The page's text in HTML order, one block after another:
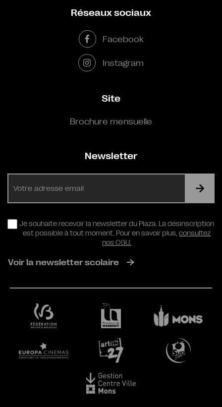
Réseaux sociaux
Facebook
Instagram
Site
Brochure mensuelle
Newsletter
RGPD
Je souhaite recevoir la newsletter du Plaza. La désinscription
est possible à tout moment. Pour en savoir plus,consultez
nos CGU.
Voir la newsletter scolaire